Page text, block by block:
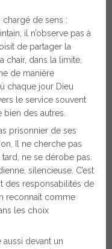
chargé de sens :
il n’observe pas à
de partager la
chair, dans la limite,
de manière
chaque jour Dieu
le service souvent
des autres.
prisonnier de ses
Il ne cherche pas
ne se dérobe pas.
silencieuse. C’est
des responsabilités de
reconnaît comme
les choix
devant un